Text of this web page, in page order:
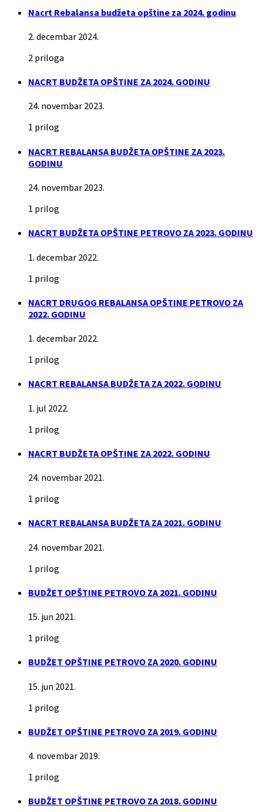
Nacrt Rebalansa budžeta opštine za 2024. godinu
2. decembar 2024.
2 priloga
NACRT BUDŽETA OPŠTINE ZA 2024. GODINU
24. novembar 2023.
1 prilog
NACRT REBALANSA BUDŽETA OPŠTINE ZA 2023.
GODINU
24. novembar 2023.
1 prilog
NACRT BUDŽETA OPŠTINE PETROVO ZA 2023. GODINU
1. decembar 2022.
1 prilog
NACRT DRUGOG REBALANSA OPŠTINE PETROVO ZA
2022. GODINU
1. decembar 2022.
1 prilog
NACRT REBALANSA BUDŽETA ZA 2022. GODINU
1. jul 2022.
1 prilog
NACRT BUDŽETA OPŠTINE ZA 2022. GODINU
24. novembar 2021.
1 prilog
NACRT REBALANSA BUDŽETA ZA 2021. GODINU
24. novembar 2021.
1 prilog
BUDŽET OPŠTINE PETROVO ZA 2021. GODINU
15. jun 2021.
1 prilog
BUDŽET OPŠTINE PETROVO ZA 2020. GODINU
15. jun 2021.
1 prilog
BUDŽET OPŠTINE PETROVO ZA 2019. GODINU
4. novembar 2019.
1 prilog
BUDŽET OPŠTINE PETROVO ZA 2018. GODINU